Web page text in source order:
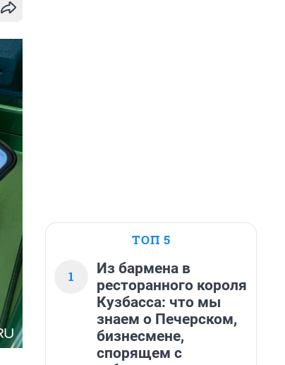
ТОП 5
1
Из бармена в
ресторанного короля
Кузбасса: что мы
знаем о Печерском,
бизнесмене,
спорящем с